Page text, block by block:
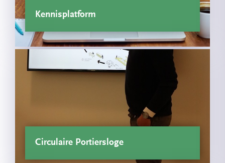
Kennisplatform
Circulaire Portiersloge